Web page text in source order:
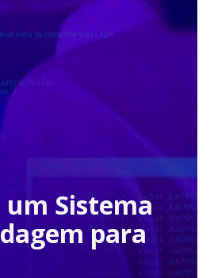
Sistema
para